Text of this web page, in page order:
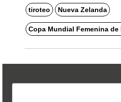
tiroteo Nueva Zelanda
Copa Mundial Femenina de